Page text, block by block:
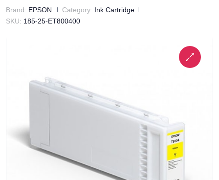
Brand: EPSON Category: Ink Cartridge
SKU: 185-25-ET800400